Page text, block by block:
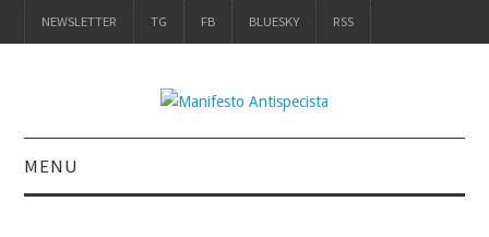
NEWSLETTER TG FB BLUESKY RSS
MENU